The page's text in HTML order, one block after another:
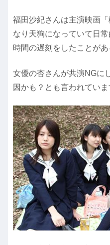
福田沙紀さんは主演映画
なり天狗になっていて日
時間の遅刻をしたことが
女優の杏さんが共演NGに
因かも？とも言われていま